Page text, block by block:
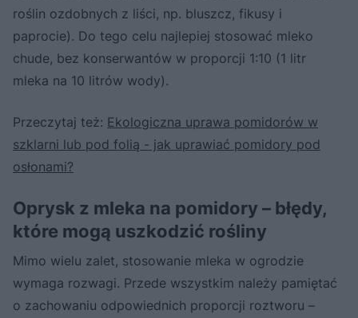
roślin ozdobnych z liści, np. bluszcz, fikusy i
paprocie). Do tego celu najlepiej stosować mleko
chude, bez konserwantów w proporcji 1:10 (1 litr
mleka na 10 litrów wody).
Przeczytaj też: Ekologiczna uprawa pomidorów w
szklarni lub pod folią - jak uprawiać pomidory pod
osłonami?
Oprysk z mleka na pomidory – błędy,
które mogą uszkodzić rośliny
Mimo wielu zalet, stosowanie mleka w ogrodzie
wymaga rozwagi. Przede wszystkim należy pamiętać
o zachowaniu odpowiednich proporcji roztworu –